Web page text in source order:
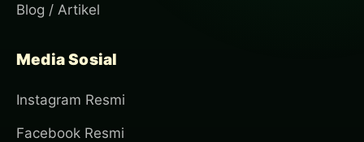
Blog / Artikel
Media Sosial
Instagram Resmi
Facebook Resmi